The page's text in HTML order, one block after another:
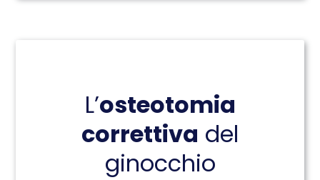
L’osteotomia
correttiva del
ginocchio